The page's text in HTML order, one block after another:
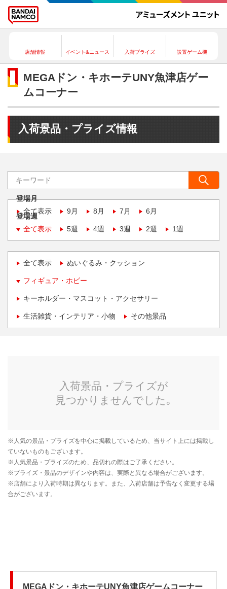
店舗情報 イベント&ニュース 入荷プライズ 設置ゲーム機
MEGAドン・キホーテUNY魚津店ゲー
ムコーナー
入荷景品・プライズ情報
登場月
全て表示
9月 8月 7月 6月
登場週
全て表示
5週 4週 3週 2週 1週
全て表示 ぬいぐるみ・クッション
フィギュア・ホビー
キーホルダー・マスコット・アクセサリー
生活雑貨・インテリア・小物 その他景品
MEGAドン・キホーテUNY魚津店ゲームコーナー